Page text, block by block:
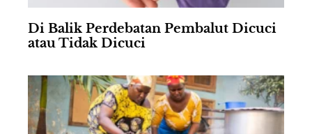
Di Balik Perdebatan Pembalut Dicuci
atau Tidak Dicuci